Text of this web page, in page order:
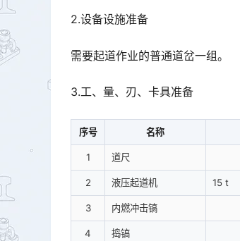
2.设备设施准备
需要起道作业的普通道岔一组。
3.工、量、刃、卡具准备
序号 名称
1 道尺
2 液压起道机 15 t
3 内燃冲击镐
4 捣镐